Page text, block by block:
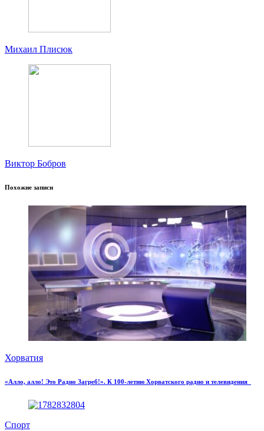
Михаил Плисюк
Виктор Бобров
Похожие записи
Хорватия
«Алло, алло! Это Радио Загреб!». К 100-летию Хорватского радио и телевидения
Спорт